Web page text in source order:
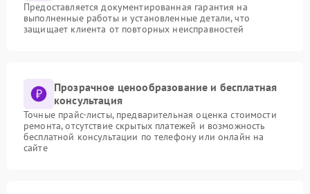
Предоставляется документированная гарантия на
выполненные работы и установленные детали, что
защищает клиента от повторных неисправностей
Прозрачное ценообразование и бесплатная
консультация
Точные прайс-листы, предварительная оценка стоимости
ремонта, отсутствие скрытых платежей и возможность
бесплатной консультации по телефону или онлайн на
сайте